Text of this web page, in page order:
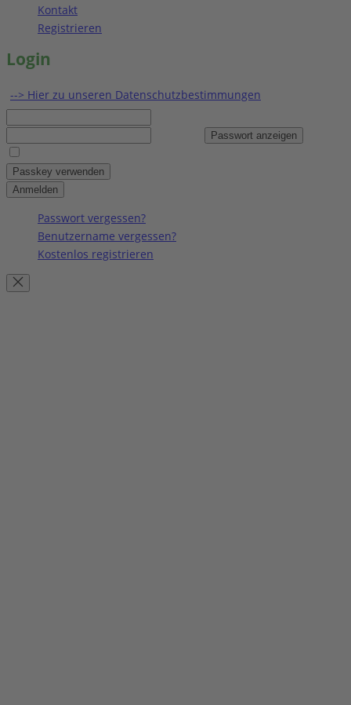
Kontakt
Registrieren
Login
--> Hier zu unseren Datenschutzbestimmungen
Passwort anzeigen
Passkey verwenden
Anmelden
Passwort vergessen?
Benutzername vergessen?
Kostenlos registrieren